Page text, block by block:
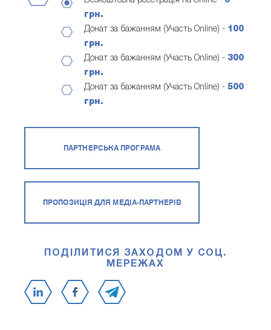
грн.
Донат за бажанням (Участь Online) - 100
грн.
Донат за бажанням (Участь Online) - 300
грн.
Донат за бажанням (Участь Online) - 500
грн.
ПАРТНЕРСЬКА ПРОГРАМА
ПРОПОЗИЦІЯ ДЛЯ МЕДІА-ПАРТНЕРІВ
ПОДІЛИТИСЯ ЗАХОДОМ У СОЦ.
МЕРЕЖАХ